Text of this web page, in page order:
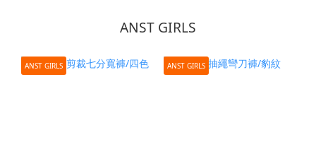
ANST GIRLS
ANST GIRLS ANST GIRLS